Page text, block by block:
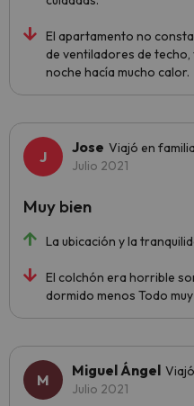
El apartamento no
de ventiladores de
noche hacía mucho calor.
Jose Viajó en familia
Julio 2021
La ubicación y la
El colchón era horrible
dormido menos Todo
Muy bien
Miguel Ángel
Julio 2021